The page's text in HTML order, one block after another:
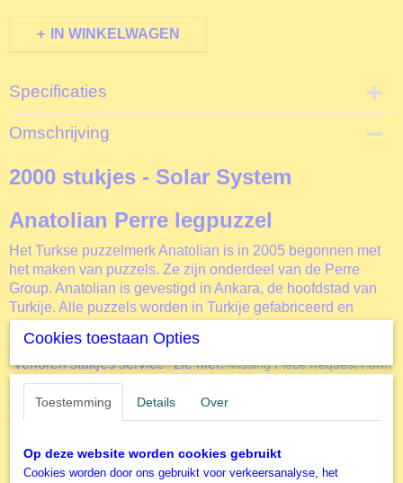
IN WINKELWAGEN
Specificaties
Productcode
PA3946
8698543139466
Anatolion
Formaat gelegde puzzel
96x66 cm
Omschrijving
2000 stukjes - Solar System
Anatolian Perre legpuzzel
Het Turkse puzzelmerk Anatolian is in 2005 begonnen met
het maken van puzzels. Ze zijn onderdeel van de Perre
Group. Anatolian is gevestigd in Ankara, de hoofdstad van
Turkije. Alle puzzels worden in Turkije gefabriceerd en
vandaar verspreid over de hele wereld. De legpuzzels van
Anatolian leggen gemakkelijk weg. Anatolian heeft een
"verloren stukjes service" zie hier:Missing Piece Request Form
| Anatolian Puzzle.Als je een puzzelstukje van deze legpuzzel
Solar System kwijt bent dan kunt je dit zelf bij Anatolian
opvragen.
Het Zonnestelsel is eem mooie kleurijke legppuzzel. Veel
plezier! Solar System.
Cookies toestaan Opties
Toestemming Details Over
Op deze website worden cookies gebruikt
Cookies worden door ons gebruikt voor verkeersanalyse, het